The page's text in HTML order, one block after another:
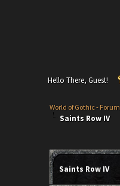
Hello There, Guest!
World of Gothic - Forum
Saints Row IV
Saints Row IV